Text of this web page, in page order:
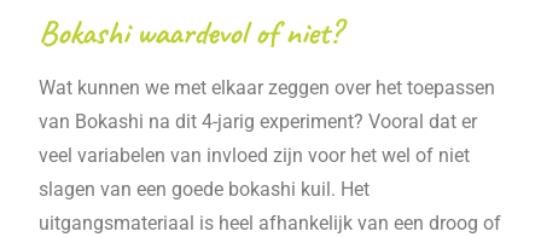
Bokashi waardevol of niet?
Wat kunnen we met elkaar zeggen over het toepassen
van Bokashi na dit 4-jarig experiment? Vooral dat er
veel variabelen van invloed zijn voor het wel of niet
slagen van een goede bokashi kuil. Het
uitgangsmateriaal is heel afhankelijk van een droog of